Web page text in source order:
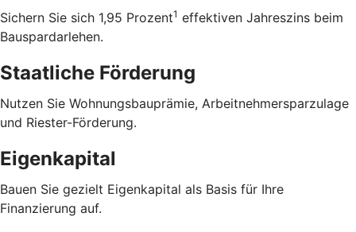
Sichern Sie sich 1,95 Prozent1 effektiven Jahreszins beim
Bauspardarlehen.
Staatliche Förderung
Nutzen Sie Wohnungsbauprämie, Arbeitnehmersparzulage
und Riester-Förderung.
Eigenkapital
Bauen Sie gezielt Eigenkapital als Basis für Ihre
Finanzierung auf.